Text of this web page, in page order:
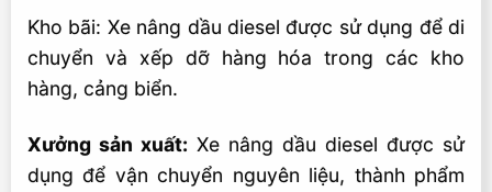
Kho bãi: Xe nâng dầu diesel được sử dụng để di
chuyển và xếp dỡ hàng hóa trong các kho
hàng, cảng biển.
Xưởng sản xuất: Xe nâng dầu diesel được sử
dụng để vận chuyển nguyên liệu, thành phẩm